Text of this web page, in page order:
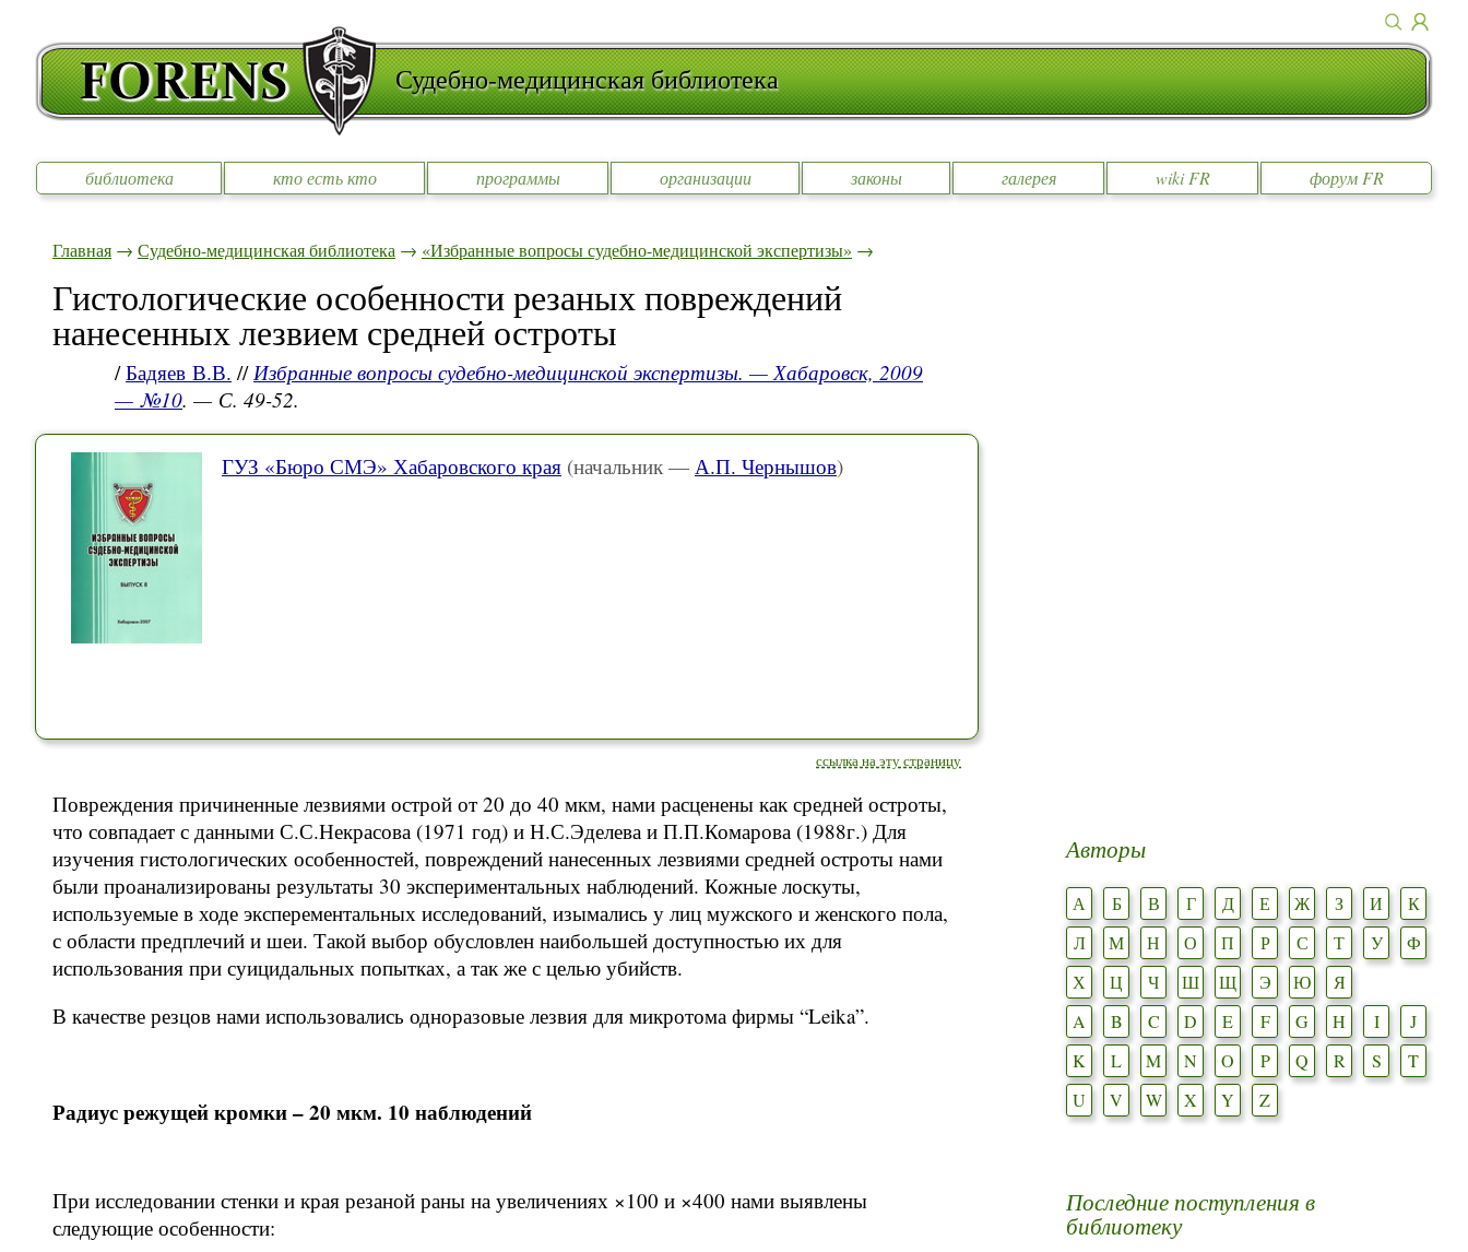
Судебно-медицинская библиотека
библиотека кто есть кто программы организации законы галерея wiki FR форум FR
Главная → Судебно-медицинская библиотека → «Избранные вопросы судебно-медицинской экспертизы» →
Гистологические особенности резаных повреждений
нанесенных лезвием средней остроты
/Бадяев В.В. //Избранные вопросы судебно-медицинской экспертизы. — Хабаровск, 2009
— №10. — С. 49-52.
ГУЗ «Бюро СМЭ» Хабаровского края (начальник — А.П. Чернышов)
ссылка на эту страницу
Повреждения причиненные лезвиями острой от 20 до 40 мкм, нами расценены как средней остроты,
что совпадает с данными С.С.Некрасова (1971 год) и Н.С.Эделева и П.П.Комарова (1988г.) Для
изучения гистологических особенностей, повреждений нанесенных лезвиями средней остроты нами
были проанализированы результаты 30 экспериментальных наблюдений. Кожные лоскуты,
используемые в ходе эксперементальных исследований, изымались у лиц мужского и женского пола,
с области предплечий и шеи. Такой выбор обусловлен наибольшей доступностью их для
использования при суицидальных попытках, а так же с целью убийств.
В качестве резцов нами использовались одноразовые лезвия для микротома фирмы “Leika”.
Радиус режущей кромки – 20 мкм. 10 наблюдений
При исследовании стенки и края резаной раны на увеличениях ×100 и ×400 нами выявлены
следующие особенности:
Авторы
А Б В Г Д Е Ж З И
К
Л
М Н О П Р С Т У
Ф
Х
Ц Ч Ш Щ Э Ю
Я
A
B C D E F G H I
J
K
L M N O P Q R S
T
U
V W X Y Z
Последние поступления в
библиотеку